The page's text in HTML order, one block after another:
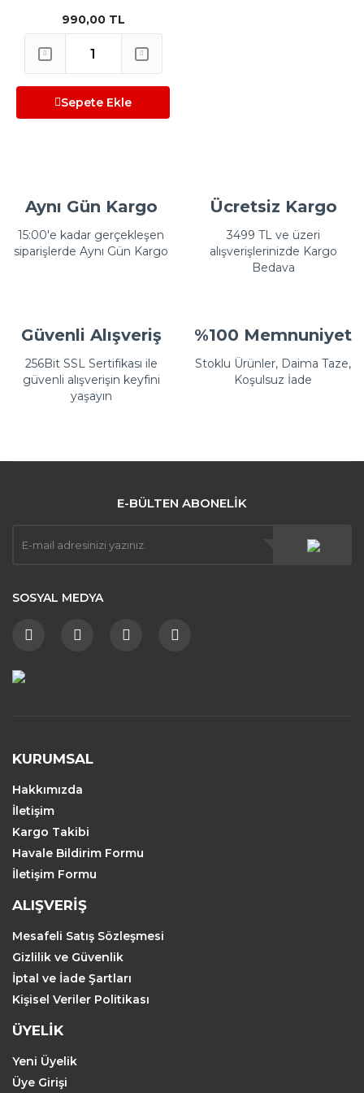
990,00 TL
Sepete Ekle
Aynı Gün Kargo
15:00'e kadar gerçekleşen
siparişlerde Aynı Gün Kargo
Ücretsiz Kargo
3499 TL ve üzeri
alışverişlerinizde Kargo
Bedava
Güvenli Alışveriş
256Bit SSL Sertifikası ile
güvenli alışverişin keyfini
yaşayın
%100 Memnuniyet
Stoklu Ürünler, Daima Taze,
Koşulsuz İade
E-BÜLTEN ABONELİK
SOSYAL MEDYA
KURUMSAL
Hakkımızda
İletişim
Kargo Takibi
Havale Bildirim Formu
İletişim Formu
ALIŞVERİŞ
Mesafeli Satış Sözleşmesi
Gizlilik ve Güvenlik
İptal ve İade Şartları
Kişisel Veriler Politikası
ÜYELİK
Yeni Üyelik
Üye Girişi